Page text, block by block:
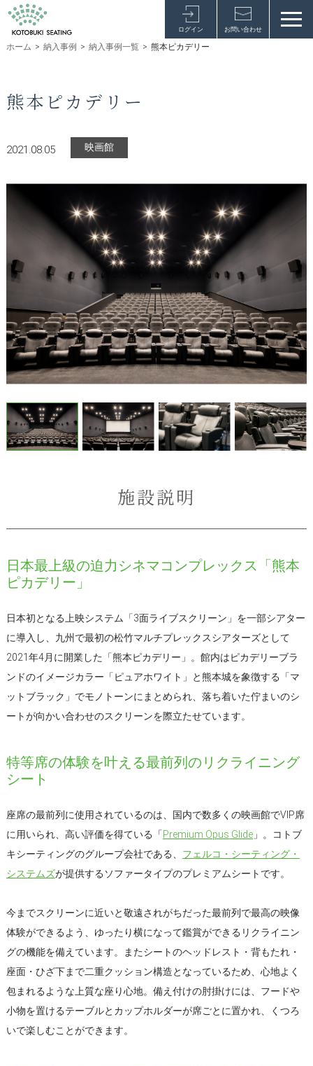
ログイン お問い合わせ
ホーム > 納入事例 > 納入事例一覧 > 熊本ピカデリー
熊本ピカデリー
2021.08.05 映画館
施設説明
日本最上級の迫力シネマコンプレックス「熊本
ピカデリー」
日本初となる上映システム「3面ライブスクリーン」を一部シアター
に導入し、九州で最初の松竹マルチプレックスシアターズとして
2021年4月に開業した「熊本ピカデリー」。館内はピカデリーブラ
ンドのイメージカラー「ピュアホワイト」と熊本城を象徴する「マ
ットブラック」でモノトーンにまとめられ、落ち着いた佇まいのシ
ートが向かい合わせのスクリーンを際立たせています。
特等席の体験を叶える最前列のリクライニング
シート
座席の最前列に使用されているのは、国内で数多くの映画館でVIP席
に用いられ、高い評価を得ている「 Premium Opus Glide」。コトブ
キシーティングのグループ会社である、 フェルコ・シーティング・
システムズが提供するソファータイプのプレミアムシートです。
今までスクリーンに近いと敬遠されがちだった最前列で最高の映像
体験ができるよう、ゆったり横になって鑑賞ができるリクライニン
グの機能を備えています。またシートのヘッドレスト・背もたれ・
座面・ひざ下まで二重クッション構造となっているため、心地よく
包まれるような上質な座り心地。備え付けの肘掛けには、フードや
小物を置けるテーブルとカップホルダーが席ごとに置かれ、くつろ
いで楽しむことができます。